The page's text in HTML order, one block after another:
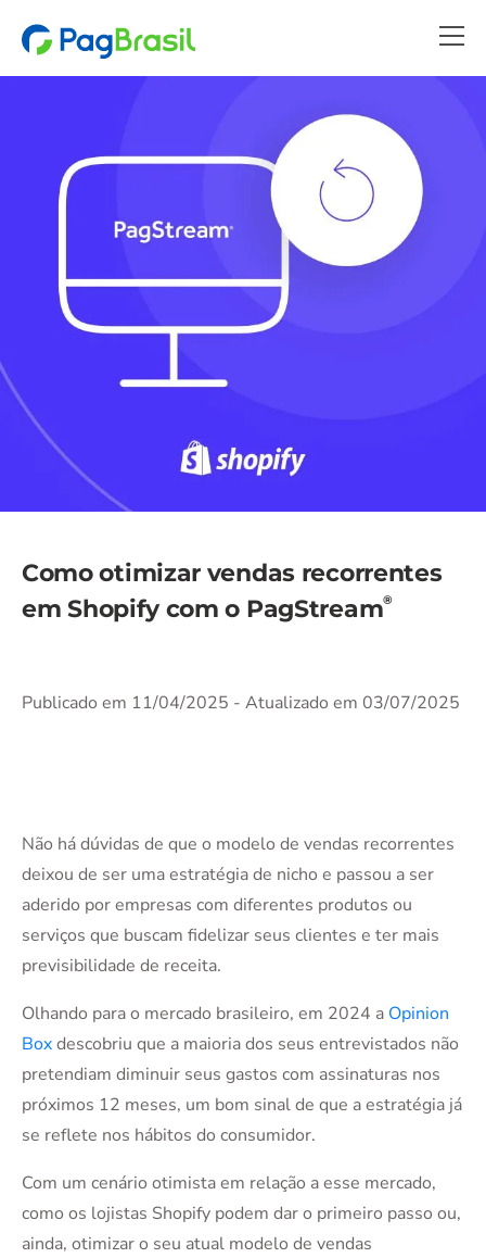
Como otimizar vendas recorrentes
em Shopify com o PagStream®
Publicado em 11/04/2025 - Atualizado em 03/07/2025
Não há dúvidas de que o modelo de vendas recorrentes
deixou de ser uma estratégia de nicho e passou a ser
aderido por empresas com diferentes produtos ou
serviços que buscam fidelizar seus clientes e ter mais
previsibilidade de receita.
Olhando para o mercado brasileiro, em 2024 a Opinion
Boxdescobriu que a maioria dos seus entrevistados não
pretendiam diminuir seus gastos com assinaturas nos
próximos 12 meses, um bom sinal de que a estratégia já
se reflete nos hábitos do consumidor.
Com um cenário otimista em relação a esse mercado,
como os lojistas Shopify podem dar o primeiro passo ou,
ainda, otimizar o seu atual modelo de vendas